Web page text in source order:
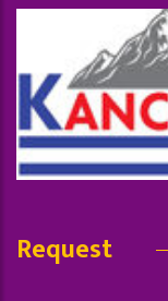
Request